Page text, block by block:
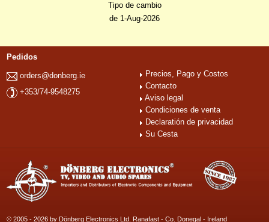
Tipo de cambio
de 1-Aug-2026
Pedidos
orders@donberg.ie
+353/74-9548275
Precios, Pago y Costos
Contacto
Aviso legal
Condiciones de venta
Declaratión de privacidad
Su Cesta
© 2005 - 2026 by Dönberg Electronics Ltd. Ranafast - Co. Donegal - Ireland